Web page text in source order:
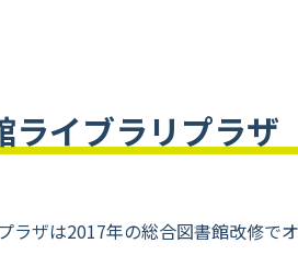
ライブラリプラザ
ザは2017年の総合図書館改修でオ